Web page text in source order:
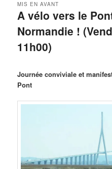
A vélo vers le
Normandie !
11h00)
MIS EN AVANT
Journée conviviale et
Pont